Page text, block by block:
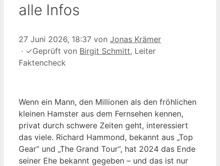
alle Infos
27 Juni 2026, 18:37 von Jonas Krämer
· ✓Geprüft von Birgit Schmitt, Leiter
Faktencheck
Wenn ein Mann, den Millionen als den fröhlichen
kleinen Hamster aus dem Fernsehen kennen,
privat durch schwere Zeiten geht, interessiert
das viele. Richard Hammond, bekannt aus „Top
Gear“ und „The Grand Tour“, hat 2024 das Ende
seiner Ehe bekannt gegeben – und das ist nur